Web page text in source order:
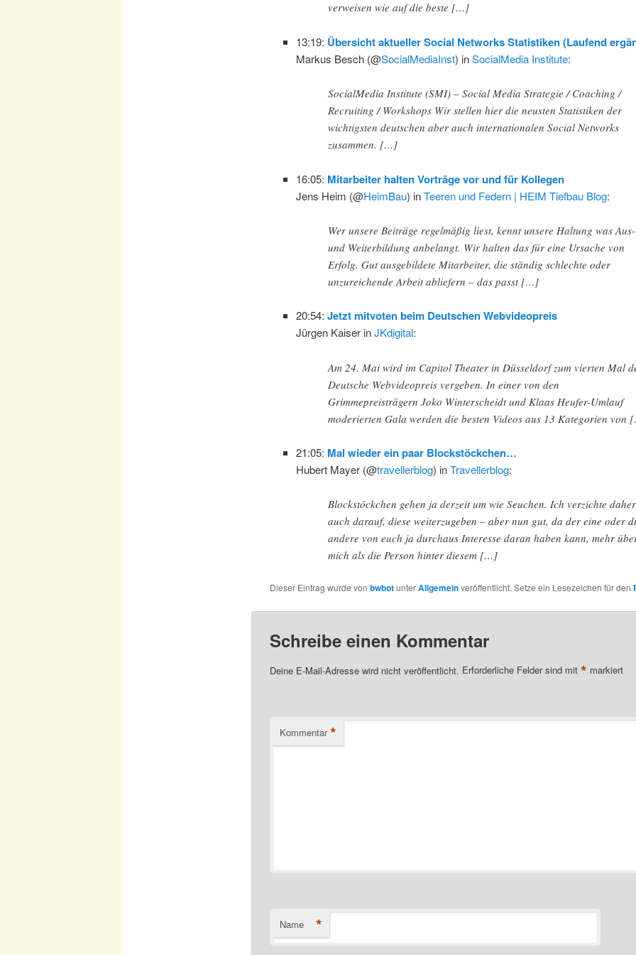
verweisen wie auf die beste […]
13:19: Übersicht aktueller Social Networks Statistiken (Laufend
Markus Besch (@SocialMediaInst) inSocialMedia Institute:
SocialMedia Institute (SMI) – Social Media Strategie / Coaching /
Recruiting / Workshops Wir stellen hier die neusten Statistiken der
wichtigsten deutschen aber auch internationalen Social Networks
zusammen. […]
16:05: Mitarbeiter halten Vorträge vor und für Kollegen
Jens Heim (@HeimBau) inTeeren und Federn | HEIM Tiefbau Blog:
Wer unsere Beiträge regelmäßig liest, kennt unsere Haltung was Aus-
und Weiterbildung anbelangt. Wir halten das für eine Ursache von
Erfolg. Gut ausgebildete Mitarbeiter, die ständig schlechte oder
unzureichende Arbeit abliefern – das passt […]
20:54:Jetzt mitvoten beim Deutschen Webvideopreis
Jürgen Kaiser inJKdigital:
Am 24. Mai wird im Capitol Theater in Düsseldorf zum vierten Mal
Deutsche Webvideopreis vergeben. In einer von den
Grimmepreisträgern Joko Winterscheidt und Klaas Heufer-Umlauf
moderierten Gala werden die besten Videos aus 13 Kategorien von
21:05: Mal wieder ein paar Blockstöckchen…
Hubert Mayer (@travellerblog) inTravellerblog:
Blockstöckchen gehen ja derzeit um wie Seuchen. Ich verzichte daher
auch darauf, diese weiterzugeben – aber nun gut, da der eine oder
andere von euch ja durchaus Interesse daran haben kann, mehr
mich als die Person hinter diesem […]
Dieser Eintrag wurde von bwbotunterAllgemeinveröffentlicht. Setze ein Lesezeichen für den
Schreibe einen Kommentar
Deine E-Mail-Adresse wird nicht veröffentlicht. Erforderliche Felder sind mit * markiert
Kommentar *
Name *